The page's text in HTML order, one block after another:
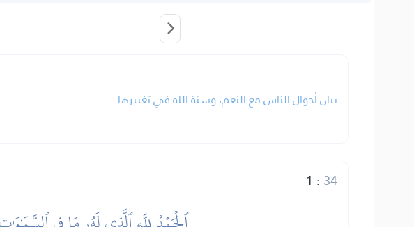
بيان أحوال الناس مع النعم، وسنة الله في تغييرها.
1 : 34